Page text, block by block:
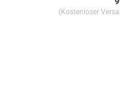
(Kostenloser